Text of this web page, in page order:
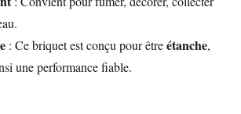
: Ce briquet est conçu pour êtreétanche,
une performance fiable.